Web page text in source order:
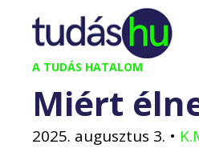
Kilépés
tartalomba
A TUDÁS HATALOM
Miért
2025. augusztus 3. •